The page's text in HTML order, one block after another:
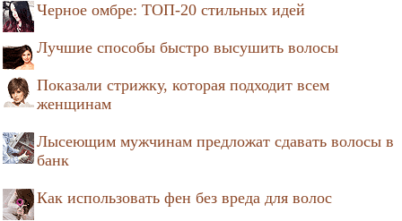
Черное омбре: ТОП-20 стильных идей
Лучшие способы быстро высушить волосы
Показали стрижку, которая подходит всем
женщинам
Лысеющим мужчинам предложат сдавать волосы в
банк
Как использовать фен без вреда для волос